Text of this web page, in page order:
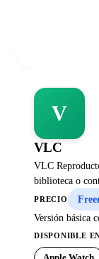
V
VLC
VLC
biblioteca o
PRECIO
Versión básica
DISPONIBLE